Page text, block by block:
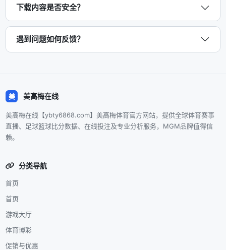
下载内容是否安全？
遇到问题如何反馈？
美 美高梅在线
美高梅在线【ybty6868.com】美高梅体育官方网站，提供全球体育赛事
直播、足球篮球比分数据、在线投注及专业分析服务，MGM品牌值得信
赖。
分类导航
首页
首页
游戏大厅
体育博彩
促销与优惠